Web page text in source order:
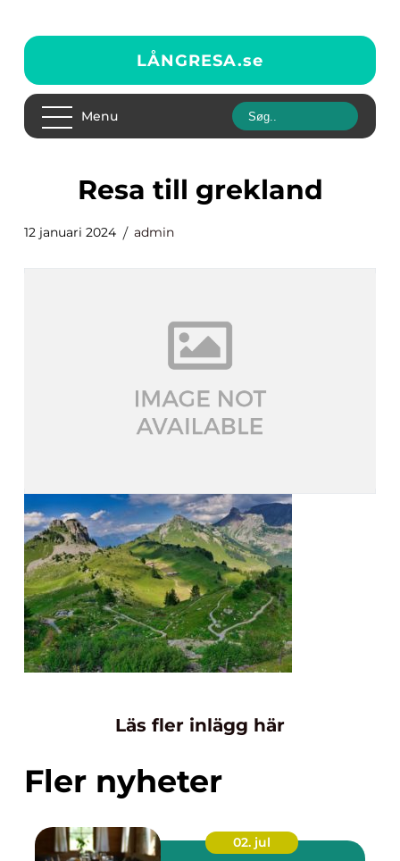
LÅNGRESA.se
Menu
resa till grekland
12 januari 2024 admin
Läs fler inlägg här
Fler nyheter
02. jul